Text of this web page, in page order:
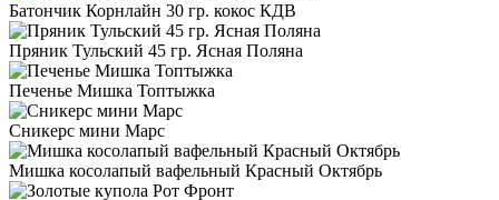
Батончик Корнлайн 30 гр. кокос КДВ
Пряник Тульский 45 гр. Ясная Поляна
Печенье Мишка Топтыжка
Сникерс мини Марс
Мишка косолапый вафельный Красный Октябрь